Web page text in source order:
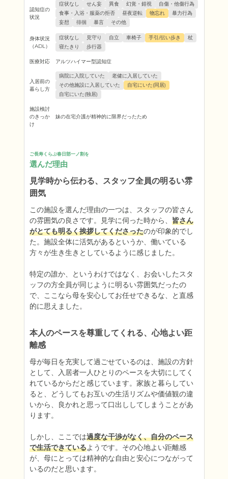
認知症の
状況
症状なし せん妄 異食 幻覚・錯視
自傷・他傷行為
食事・入浴・服薬の拒否
昼夜逆転 物忘れ
暴力行為
妄想
徘徊 暴言 その他
身体状況
（ADL）
症状なし 見守り 自立 車椅子 手引/伝い歩き
杖
寝たきり
歩行器
医療対応 アルツハイマー型認知症
入居前の
暮らし方
病院に入院していた
老健に入居していた
その他施設に入居していた
自宅にいた(同居)
自宅にいた(独居)
施設検討
のきっか
け
妹の在宅介護が精神的に限界だったため
ご長寿くらぶ春日部一ノ割を
選んだ理由
見学時から伝わる、スタッフ全員の明るい雰
囲気
この施設を選んだ理由の一つは、スタッフの皆さん
の雰囲気の良さです。見学に伺った時から、 皆さん
がとても明るく挨拶してくださったのが印象的でし
た。施設全体に活気があるというか、働いている
方々が生き生きとしているように感じました。
特定の誰か、というわけではなく、お会いしたスタ
ッフの方全員が同じように明るい雰囲気だったの
で、ここなら母を安心してお任せできるな、と直感
的に思えました。
本人のペースを尊重してくれる、心地よい距
離感
母が毎日を充実して過ごせているのは、施設の方針
として、入居者一人ひとりのペースを大切にしてく
れているからだと感じています。家族と暮らしてい
ると、どうしてもお互いの生活リズムや価値観の違
いから、良かれと思って口出ししてしまうことがあ
ります。
しかし、ここでは過度な干渉がなく、自分のペース
で生活できているようです。その心地よい距離感
が、母にとっては精神的な自由と安心につながって
いるのだと思います。